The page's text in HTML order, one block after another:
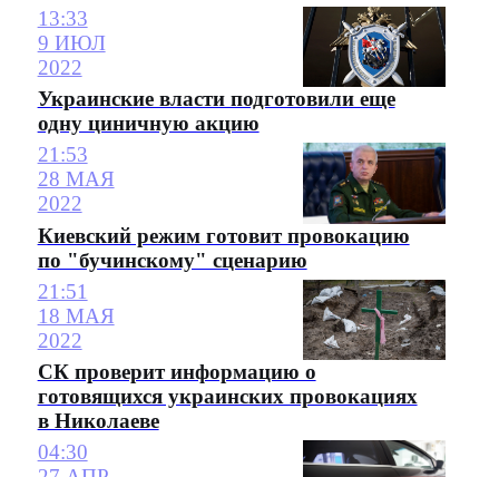
13:33
9 ИЮЛ
2022
Украинские власти подготовили еще
одну циничную акцию
21:53
28 МАЯ
2022
Киевский режим готовит провокацию
по "бучинскому" сценарию
21:51
18 МАЯ
2022
СК проверит информацию о
готовящихся украинских провокациях
в Николаеве
04:30